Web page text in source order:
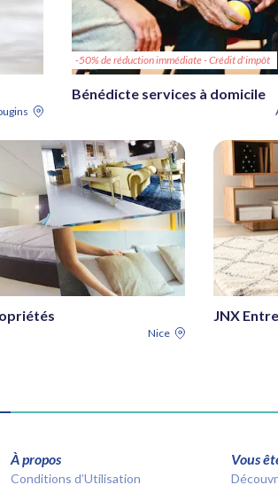
-50% de réduction immédiate - Crédit d'impôt
Bénédicte services à domicile
Nice
JNX
À propos
Conditions d’Utilisation
Vous